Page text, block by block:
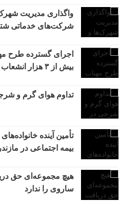
واگذاری مدیریت
شرکت‌های خدماتی
اجرای گسترده طرح
بیش از ۳ هزار انشعاب غیرمجاز برق در چهار ماه
تداوم هوای گرم و
تأمین آینده
بیمه اجتماعی در
هیچ مجموعه‌ای حق
ساروی را ندارد